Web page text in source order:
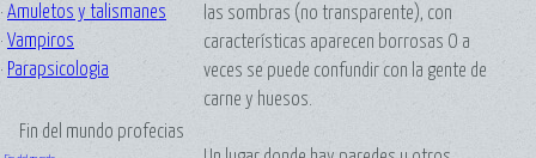
· Amuletos y talismanes
· Vampiros
· Parapsicologia
Fin del mundo profecias
las sombras (no transparente), con
características aparecen borrosas O a
veces se puede confundir con la gente de
carne y huesos.